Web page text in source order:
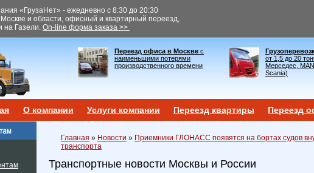
«ГрузаНет» - ежедневно с 8:30 до 20:30
Москве и области, офисный и квартирный переезд,
на Газели. On-line форма заказа >>
Переезд офиса в Москве с
наименьшими потерями
производственного времени
от 1,5 до 20
Мерседес,
Scania)
О компании Услуги компании Переезд квартиры Переезд
Главная » Новости » Приемники ГЛОНАСС появятся на бортах судов
транспорта
Транспортные новости Москвы и России